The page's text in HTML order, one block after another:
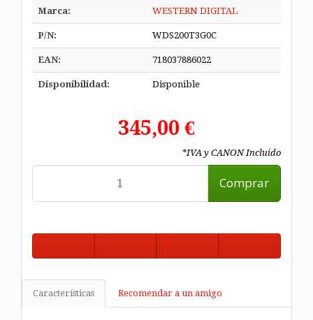
Marca: WESTERN DIGITAL
P/N: WDS200T3G0C
EAN: 718037886022
Disponibilidad: Disponible
345,00 €
*IVA y CANON Incluido
Comprar
Características Recomendar a un amigo